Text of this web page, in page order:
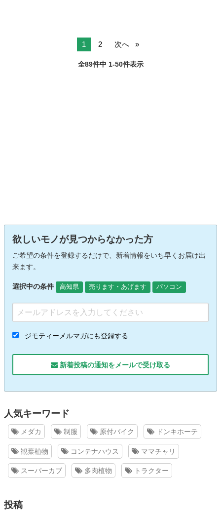
1 2 次へ
全89件中 1-50件表示
欲しいモノが見つからなかった方
ご希望の条件を登録するだけで、新着情報をいち早くお届け出
来ます。
選択中の条件 高知県 売ります・あげます パソコン
ジモティーメルマガにも登録する
新着投稿の通知をメールで受け取る
人気キーワード
メダカ 制服 原付バイク ドンキホーテ
観葉植物 コンテナハウス ママチャリ
スーパーカブ 多肉植物 トラクター
投稿